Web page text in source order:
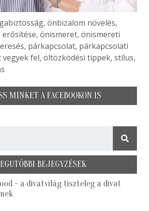
önbizalom növelés,
erősítése, önismeret, önismereti
párkapcsolat, párkapcsolati
vegyek fel, öltözködési tippek, stílus,
MINKET A FACEBOOKON IS
BEJEGYZÉSEK
– a divatvilág tiszteleg a divat